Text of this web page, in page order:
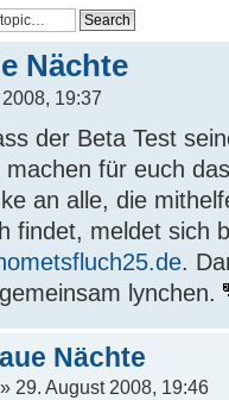
Nächte
19:37
der Beta Test
für euch
an alle, die
findet, meldet sich
.
lynchen.
Nächte
» 29. August 2008, 19:46